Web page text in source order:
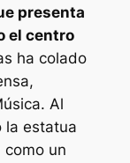
presenta
el centro
ha colado
Al
la estatua
un